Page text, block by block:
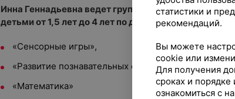
Инна Геннадьевна ведет групповые и
детьми от 1,5 лет до 4 лет по дисциплинам:
«Сенсорные игры»,
«Развитие познавательных способностей»,
«Математика»
статистики и
рекомендаций.
Вы можете
cookie или
Для получения
сроках и
ознакомиться с